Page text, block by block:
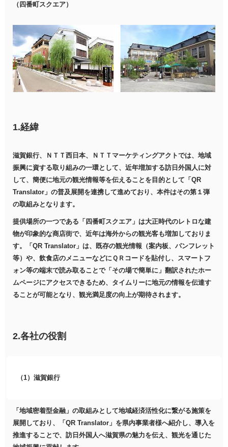
（四番町スクエア）
1.経緯
滋賀銀行、ＮＴＴ西日本、ＮＴＴマーケティングアクトでは、地域
振興に資する取り組みの一環として、近年増加する訪日外国人に対
して、簡便に地元の観光情報等を伝えることを目的として「QR
Translator」の普及展開を連携して進めており、本件はその第１弾
の取組みとなります。
提供場所の一つである「四番町スクエア」は大正時代のレトロな建
物が印象的な商店街で、近年は海外からの観光客も増加しておりま
す。「QR Translator」は、既存の観光情報（案内板、パンフレット
等）や、飲食店のメニューなどにＱＲコードを貼付し、スマートフ
ォン等の端末で読み取ることで「その場で簡単に」翻訳されたホー
ムページにアクセスできるため、タイムリーに地元の情報を伝達す
ることが可能となり、観光満足度の向上が期待されます。
2.各社の役割
（1）滋賀銀行
「地域密着型金融」の取組みとして地域経済活性化に繋がる施策を
展開しており、「QR Translator」を県内事業者様へ紹介し、導入を
推進することで、訪日外国人へ滋賀県の魅力を伝え、観光を通じた